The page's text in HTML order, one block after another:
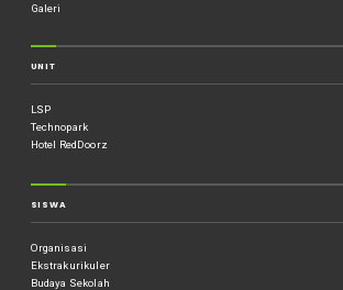
Galeri
UNIT
LSP
Technopark
Hotel RedDoorz
SISWA
Organisasi
Ekstrakurikuler
Budaya Sekolah